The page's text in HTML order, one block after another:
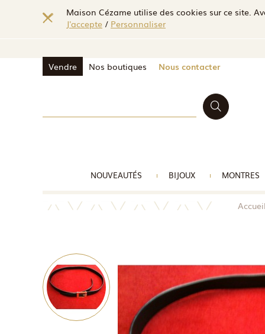
Maison Cézame utilise des cookies sur ce site.
J'accepte / Personnaliser
Vendre Nos boutiques Nous contacter
NOUVEAUTÉS BIJOUX MONTRES
Accueil